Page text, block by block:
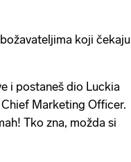
koji čekaju
i postaneš dio Luckia
Marketing Officer.
Tko zna, možda si